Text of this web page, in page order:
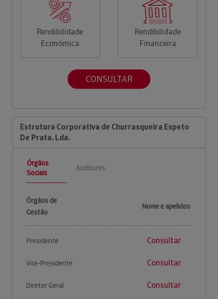
Rendibilidade
Económica
Rendibilidade
Financeira
CONSULTAR
Estrutura Corporativa de Churrasqueira Espeto
De Prata, Lda.
Órgãos
Sociais
Auditores
Órgãos de
Gestão
Nome e apelidos
Presidente Consultar
Vice-Presidente Consultar
Diretor Geral Consultar